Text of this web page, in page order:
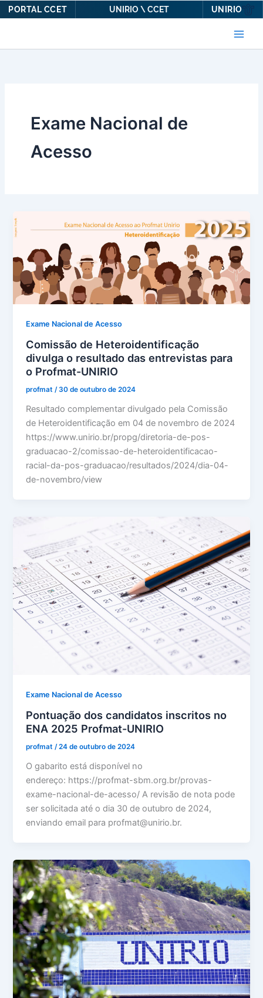
PORTAL CCET UNIRIO \ CCET UNIRIO
Exame Nacional de
Acesso
Exame Nacional de Acesso
Comissão de Heteroidentificação
divulga o resultado das entrevistas para
o Profmat-UNIRIO
profmat/30 de outubro de 2024
Resultado complementar divulgado pela Comissão
de Heteroidentificação em 04 de novembro de 2024
https://www.unirio.br/propg/diretoria-de-pos-
graduacao-2/comissao-de-heteroidentificacao-
racial-da-pos-graduacao/resultados/2024/dia-04-
de-novembro/view
Exame Nacional de Acesso
Pontuação dos candidatos inscritos no
ENA 2025 Profmat-UNIRIO
profmat/24 de outubro de 2024
O gabarito está disponível no
endereço: https://profmat-sbm.org.br/provas-
exame-nacional-de-acesso/ A revisão de nota pode
ser solicitada até o dia 30 de outubro de 2024,
enviando email para profmat@unirio.br.